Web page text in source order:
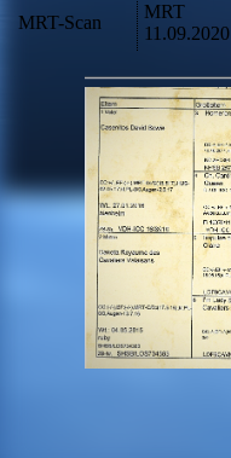
MRT-Scan
MRT
11.09.2020